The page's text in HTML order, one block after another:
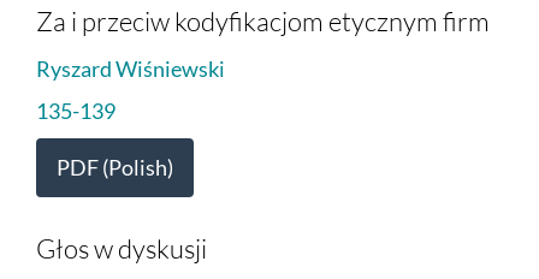
Za i przeciw kodyfikacjom etycznym firm
Ryszard Wiśniewski
135-139
PDF (Polish)
Głos w dyskusji